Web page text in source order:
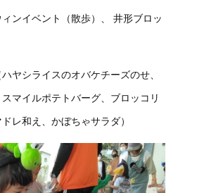
ンイベント（散歩）、 井形ブロッ
ヤシライスのオバケチーズのせ、
マイルポテトバーグ、ブロッコリ
レ和え、かぼちゃサラダ）